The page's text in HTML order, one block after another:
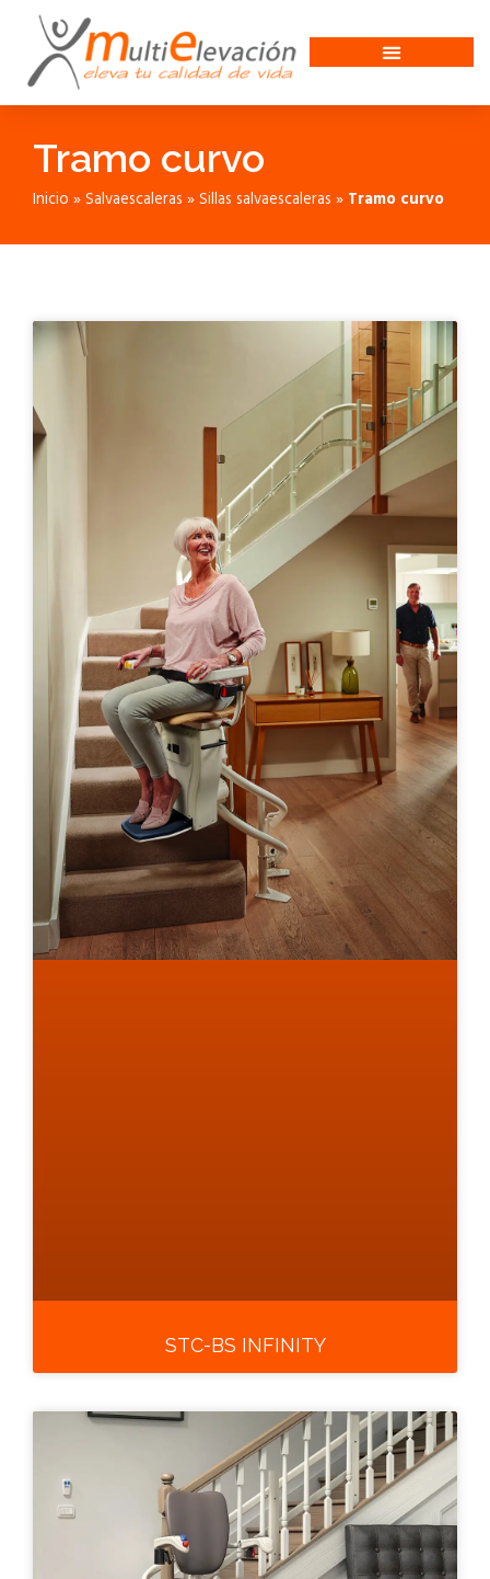
Tramo curvo
Inicio »Salvaescaleras »Sillas salvaescaleras » Tramo curvo
STC-BS INFINITY